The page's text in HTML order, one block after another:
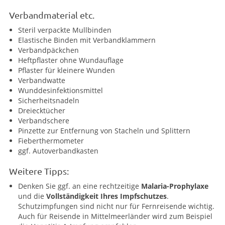
Verbandmaterial etc.
Steril verpackte Mullbinden
Elastische Binden mit Verbandklammern
Verbandpäckchen
Heftpflaster ohne Wundauflage
Pflaster für kleinere Wunden
Verbandwatte
Wunddesinfektionsmittel
Sicherheitsnadeln
Dreiecktücher
Verbandschere
Pinzette zur Entfernung von Stacheln und Splittern
Fieberthermometer
ggf. Autoverbandkasten
Weitere Tipps:
Denken Sie ggf. an eine rechtzeitige Malaria-Prophylaxe
und die Vollständigkeit Ihres Impfschutzes.
Schutzimpfungen sind nicht nur für Fernreisende wichtig.
Auch für Reisende in Mittelmeerländer wird zum Beispiel